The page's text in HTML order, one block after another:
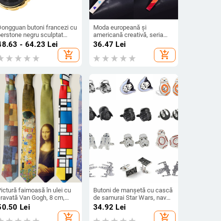
butoni francezi cu
negru sculptat
dublu strat,
butoni pentru cămașă pentru
butoni de cămașă de
- 64.23 Lei
add_shopping_cart
Moda europeană și
americană creativă, seria
nouă Rainbow, cleme de
personalizate, simple, pentru
costum, decorațiuni cu
36.47 Lei
add_shopping_cart
faimoasă în ulei cu
Van Gogh, 8 cm,
retro imprimată la
pentru bărbați și
Lei
add_shopping_cart
Butoni de manșetă cu cască
de samurai Star Wars, navă
spațială, accesorii pentru
filme și seriale TV europene
34.92 Lei
add_shopping_cart